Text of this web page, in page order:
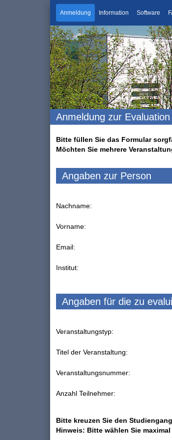
Anmeldung Information Software
Anmeldung zur Evaluation
Bitte füllen Sie das Formular
Möchten Sie mehrere
Angaben zur Person
Nachname:
Vorname:
Email:
Institut:
Angaben für die zu
Veranstaltungstyp:
Titel der Veranstaltung:
Veranstaltungsnummer:
Anzahl Teilnehmer:
Bitte kreuzen Sie den
Hinweis: Bitte wählen Sie